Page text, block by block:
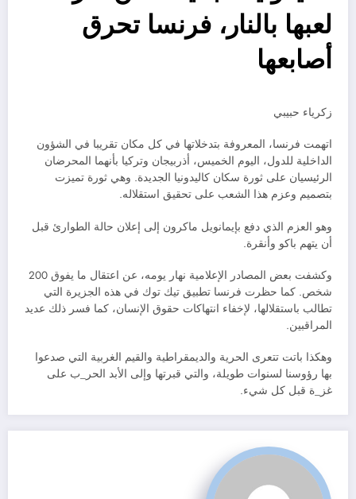
لعبها بالنار، فرنسا تحرق
أصابعها
زكرياء حبيبي
اتهمت فرنسا، المعروفة بتدخلاتها في كل مكان تقريبا في الشؤون
الداخلية للدول، اليوم الخميس، أذربيجان وتركيا بأنهما المحرضان
الرئيسيان على ثورة سكان كاليدونيا الجديدة. وهي ثورة تميزت
بتصميم وعزم هذا الشعب على تحقيق استقلاله.
وهو العزم الذي دفع بإيمانويل ماكرون إلى إعلان حالة الطوارئ قبل
أن يتهم باكو وأنقرة.
وكشفت بعض المصادر الإعلامية نهار يومه، عن اعتقال ما يفوق 200
شخص. كما حظرت فرنسا تطبيق تيك توك في هذه الجزيرة التي
تطالب باستقلالها، لإخفاء انتهاكات حقوق الإنسان، كما فسر ذلك عديد
المراقبين.
وهكذا باتت تتعرى الحرية والديمقراطية والقيم الغربية التي صدعوا
بها رؤوسنا لسنوات طويلة، والتي قبرتها وإلى الأبد الحر_ب على
غز_ة قبل كل شيء.